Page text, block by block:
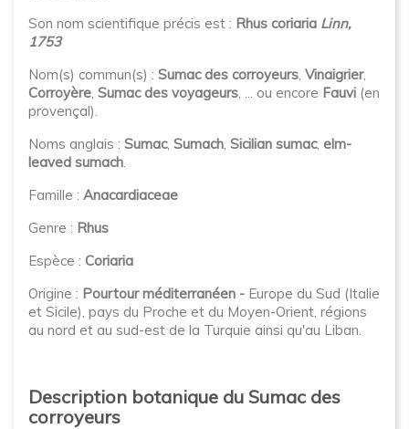
Son nom scientifique précis est : Rhus coriaria Linn,
1753
Nom(s) commun(s) : Sumac des corroyeurs, Vinaigrier,
Corroyère, Sumac des voyageurs, ... ou encore Fauvi (en
provençal).
Noms anglais : Sumac, Sumach, Sicilian sumac, elm-
leaved sumach.
Famille : Anacardiaceae
Genre : Rhus
Espèce : Coriaria
Origine : Pourtour méditerranéen - Europe du Sud (Italie
et Sicile), pays du Proche et du Moyen-Orient, régions
au nord et au sud-est de la Turquie ainsi qu'au Liban.
Description botanique du Sumac des
corroyeurs